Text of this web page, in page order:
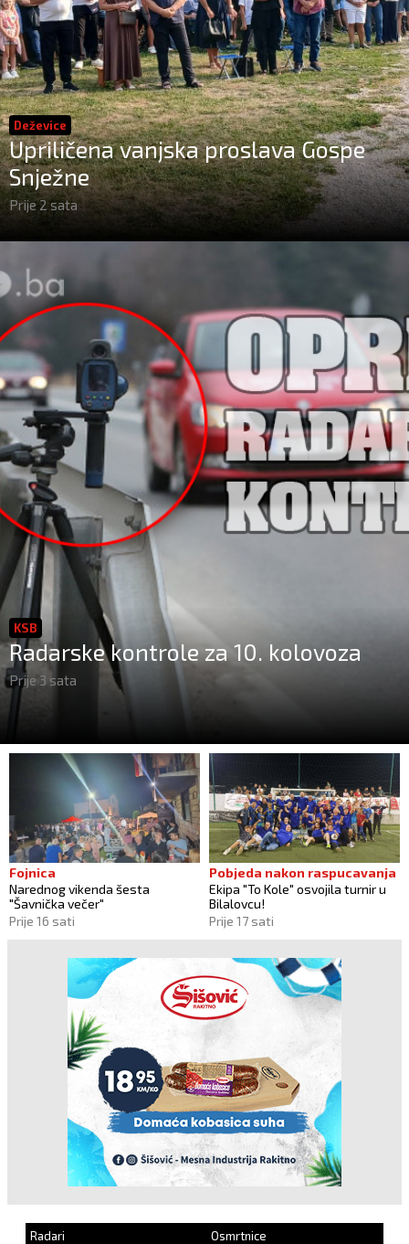
Deževice
Upriličena vanjska proslava Gospe
Snježne
Prije 2 sata
KSB
Radarske kontrole za 10. kolovoza
Prije 3 sata
Fojnica
Narednog vikenda šesta
"Šavnička večer"
Prije 16 sati
Pobjeda nakon raspucavanja
Ekipa "To Kole" osvojila turnir u
Bilalovcu!
Prije 17 sati
Radari Osmrtnice